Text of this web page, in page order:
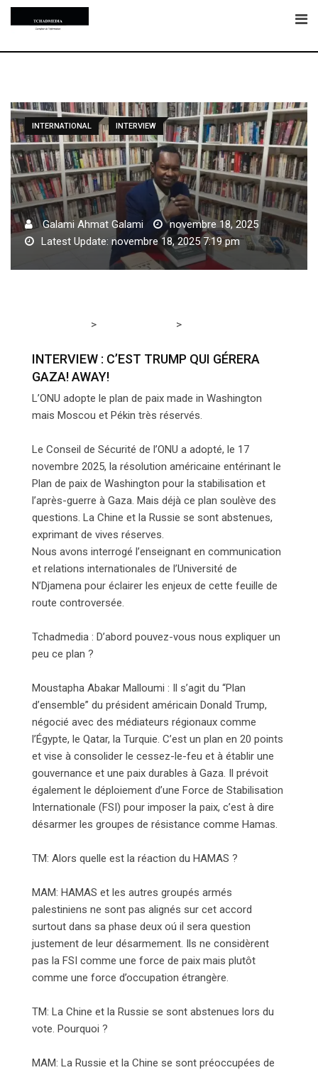
Skip
INTERNATIONAL INTERVIEW
Galami Ahmat Galami
novembre 18, 2025
Latest Update: novembre 18, 2025 7:19 pm
> >
INTERVIEW : C’EST TRUMP QUI GÉRERA
GAZA! AWAY!
L’ONU adopte le plan de paix made in Washington
mais Moscou et Pékin très réservés.
Le Conseil de Sécurité de l’ONU a adopté, le 17
novembre 2025, la résolution américaine entérinant le
Plan de paix de Washington pour la stabilisation et
l’après-guerre à Gaza. Mais déjà ce plan soulève des
questions. La Chine et la Russie se sont abstenues,
exprimant de vives réserves.
Nous avons interrogé l’enseignant en communication
et relations internationales de l’Université de
N’Djamena pour éclairer les enjeux de cette feuille de
route controversée.
Tchadmedia : D’abord pouvez-vous nous expliquer un
peu ce plan ?
Moustapha Abakar Malloumi : Il s’agit du “Plan
d’ensemble” du président américain Donald Trump,
négocié avec des médiateurs régionaux comme
l’Égypte, le Qatar, la Turquie. C’est un plan en 20 points
et vise à consolider le cessez-le-feu et à établir une
gouvernance et une paix durables à Gaza. Il prévoit
également le déploiement d’une Force de Stabilisation
Internationale (FSI) pour imposer la paix, c’est à dire
désarmer les groupes de résistance comme Hamas.
TM: Alors quelle est la réaction du HAMAS ?
MAM: HAMAS et les autres groupés armés
palestiniens ne sont pas alignés sur cet accord
surtout dans sa phase deux oú il sera question
justement de leur désarmement. Ils ne considèrent
pas la FSI comme une force de paix mais plutôt
comme une force d’occupation étrangère.
TM: La Chine et la Russie se sont abstenues lors du
vote. Pourquoi ?
MAM: La Russie et la Chine se sont préoccupées de